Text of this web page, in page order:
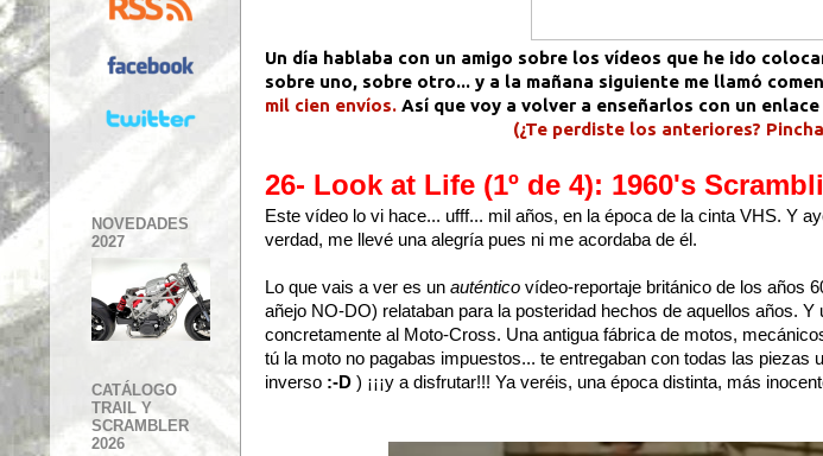
Un día hablaba con un amigo sobre los vídeos que he ido
sobre uno, sobre otro... y a la mañana siguiente me llamó
mil cien envíos. Así que voy a volver a enseñarlos con un
(¿Te perdiste los anteriores?
26- Look at Life (1º de 4): 1960's
Este vídeo lo vi hace... ufff... mil años, en la época de la cinta VHS. Y
verdad, me llevé una alegría pues ni me acordaba de él.
Lo que vais a ver es un auténtico vídeo-reportaje británico de los años
añejo NO-DO) relataban para la posteridad hechos de aquellos años.
concretamente al Moto-Cross. Una antigua fábrica de motos,
tú la moto no pagabas impuestos... te entregaban con todas las
inverso :-D ) ¡¡¡y a disfrutar!!! Ya veréis, una época distinta, más
NOVEDADES
2027
CATÁLOGO
TRAIL Y
SCRAMBLER
2026